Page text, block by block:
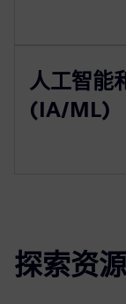
人工智能
(IA/ML)
探索资